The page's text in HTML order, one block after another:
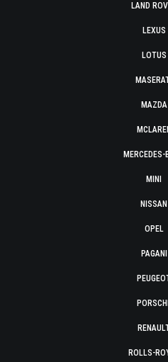
LAND
LEXUS
LOTUS
MAZDA
MERCEDES-
MINI
NISSAN
OPEL
PAGANI
ROLLS-